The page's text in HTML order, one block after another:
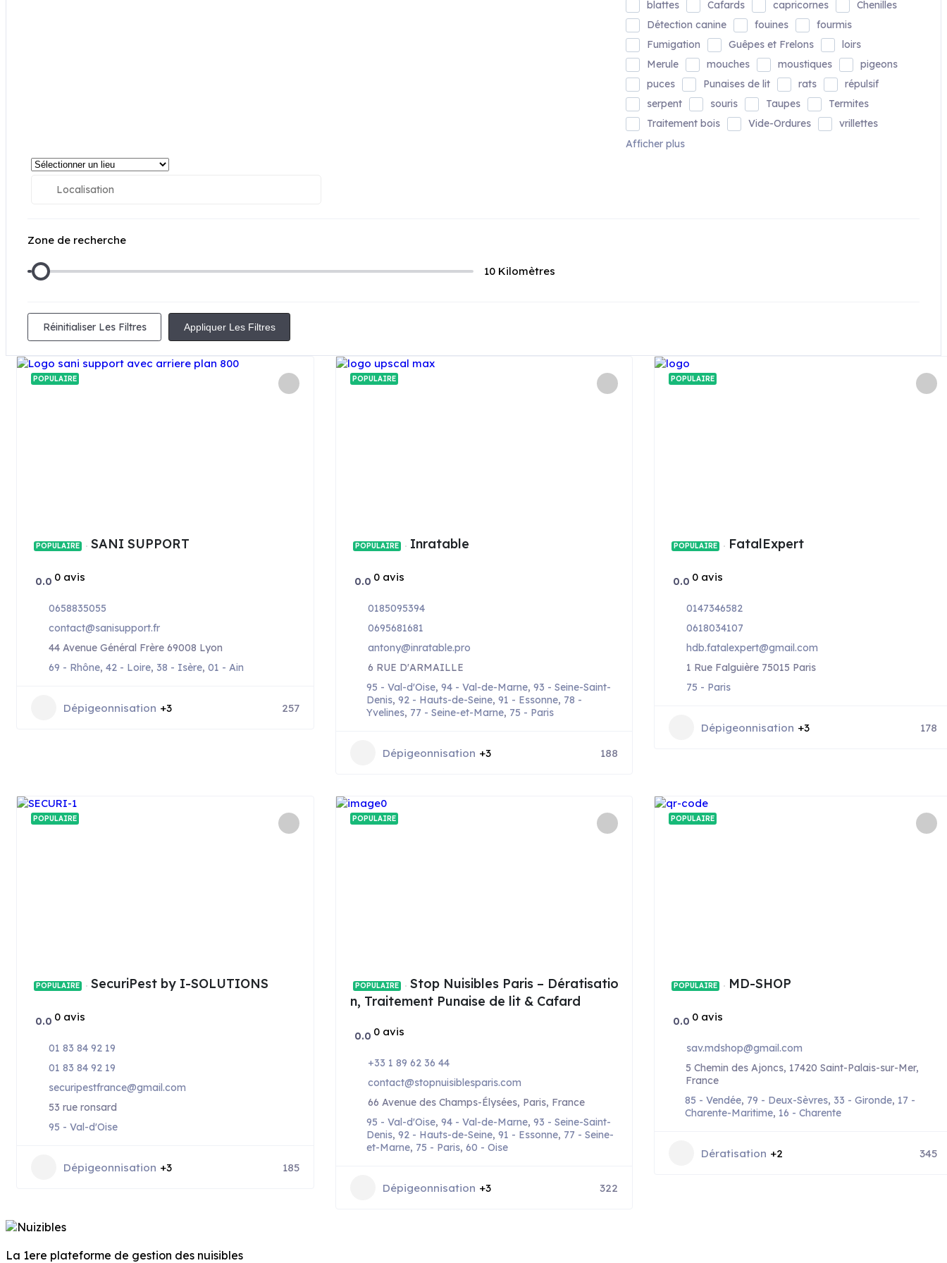
blattes Cafards capricornes
Chenilles
Détection canine
fouines
fourmis
Fumigation
Guêpes et Frelons
loirs
Merule
mouches moustiques
pigeons
puces
Punaises de lit rats
répulsif
serpent
souris Taupes
Termites
Traitement bois
Vide-Ordures
vrillettes
Afficher plus
Zone de recherche
10 Kilomètres
Réinitialiser Les Filtres Appliquer Les Filtres
POPULAIRE
POPULAIRE SANI SUPPORT
0.0 0 avis
0658835055
contact@sanisupport.fr
44 Avenue Général Frère 69008 Lyon
69 - Rhône, 42 - Loire, 38 - Isère, 01 - Ain
Dépigeonnisation +3 257
POPULAIRE
POPULAIRE Inratable
0.0 0 avis
0185095394
0695681681
antony@inratable.pro
6 RUE D'ARMAILLE
95 - Val-d'Oise, 94 - Val-de-Marne, 93 - Seine-Saint-
Denis, 92 - Hauts-de-Seine, 91 - Essonne, 78 -
Yvelines, 77 - Seine-et-Marne, 75 - Paris
Dépigeonnisation +3 188
POPULAIRE
POPULAIRE FatalExpert
0.0 0 avis
0147346582
0618034107
hdb.fatalexpert@gmail.com
1 Rue Falguière 75015 Paris
75 - Paris
Dépigeonnisation +3 178
POPULAIRE
POPULAIRE SecuriPest by I-SOLUTIONS
0.0 0 avis
01 83 84 92 19
01 83 84 92 19
securipestfrance@gmail.com
53 rue ronsard
95 - Val-d'Oise
Dépigeonnisation +3 185
POPULAIRE
POPULAIRE
Stop Nuisibles Paris – Dératisatio
n, Traitement Punaise de lit & Cafard
0.0 0 avis
+33 1 89 62 36 44
contact@stopnuisiblesparis.com
66 Avenue des Champs-Élysées, Paris, France
95 - Val-d'Oise, 94 - Val-de-Marne, 93 - Seine-Saint-
Denis, 92 - Hauts-de-Seine, 91 - Essonne, 77 - Seine-
et-Marne, 75 - Paris, 60 - Oise
Dépigeonnisation +3 322
POPULAIRE
POPULAIRE MD-SHOP
0.0 0 avis
sav.mdshop@gmail.com
5 Chemin des Ajoncs, 17420 Saint-Palais-sur-Mer,
France
85 - Vendée, 79 - Deux-Sèvres, 33 - Gironde, 17 -
Charente-Maritime, 16 - Charente
Dératisation +2 345
La 1ere plateforme de gestion des nuisibles